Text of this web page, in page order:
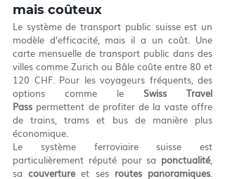
mais coûteux
Le système de transport public suisse est un
modèle d’efficacité, mais il a un coût. Une
carte mensuelle de transport public dans des
villes comme Zurich ou Bâle coûte entre 80 et
120 CHF. Pour les voyageurs fréquents, des
options comme le Swiss Travel
Pass permettent de profiter de la vaste offre
de trains, trams et bus de manière plus
économique.
Le système ferroviaire suisse est
particulièrement réputé pour sa ponctualité,
sa couverture et ses routes panoramiques.